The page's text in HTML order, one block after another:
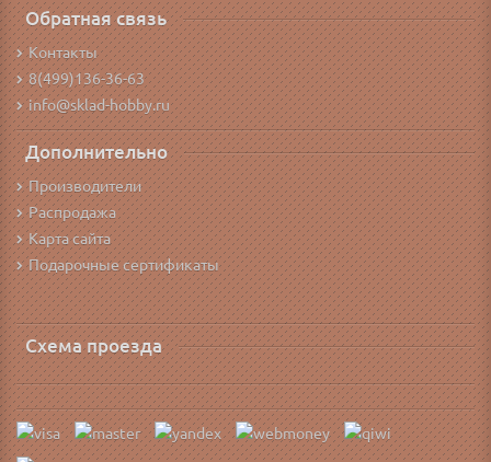
Обратная связь
Контакты
8(499)136-36-63
info@sklad-hobby.ru
Дополнительно
Производители
Распродажа
Карта сайта
Подарочные сертификаты
Схема проезда